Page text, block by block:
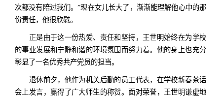
次都没有陪过我们。”现在女儿长大了，渐渐能理解他心中的那
份责任，他很欣慰。
正是由于这一份热爱、责任和坚持，王世明始终在为学校
的事业发展和宁静和谐的环境氛围而努力着。他的身上也充分
彰显了一名优秀共产党员的担当。
退休前夕，他作为机关后勤的员工代表，在学校新春茶话
会上发言，赢得了广大师生的称赞。面对荣誉，王世明谦虚地